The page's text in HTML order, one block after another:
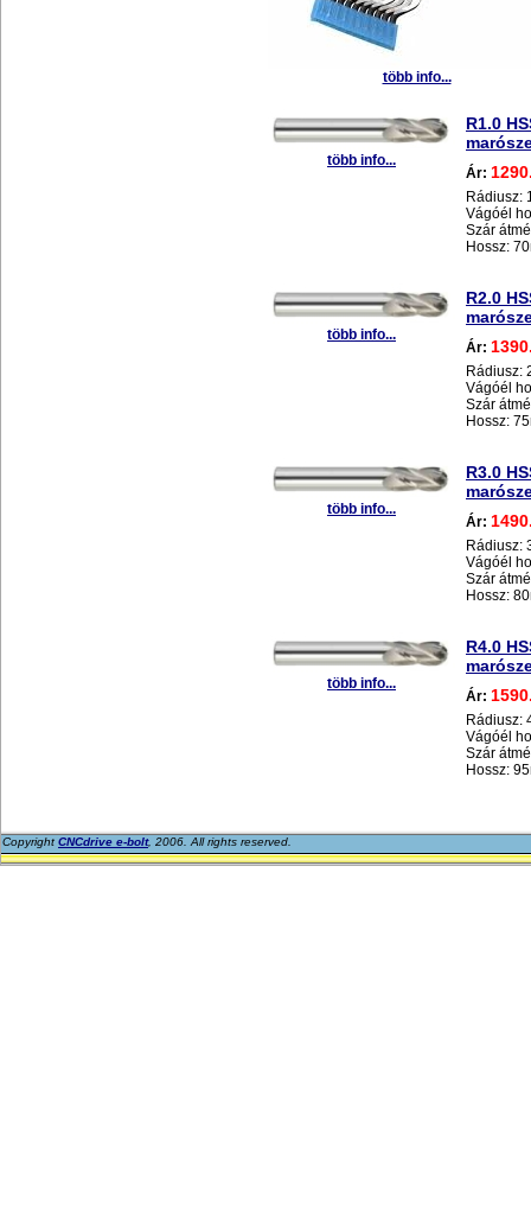
több info...
több info...
R1.0
Ár:
Rádiusz:
Vágóél
Szár
Hossz:
több info...
R2.0
Ár:
Rádiusz:
Vágóél
Szár
Hossz:
több info...
R3.0
Ár:
Rádiusz:
Vágóél
Szár
Hossz:
több info...
R4.0
Ár:
Rádiusz:
Vágóél
Szár
Hossz:
Copyright CNCdrive e-bolt, 2006. All rights reserved.